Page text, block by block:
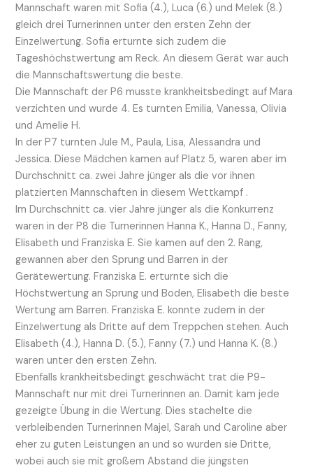
Mannschaft waren mit Sofia (4.), Luca (6.) und Melek (8.)
gleich drei Turnerinnen unter den ersten Zehn der
Einzelwertung. Sofia erturnte sich zudem die
Tageshöchstwertung am Reck. An diesem Gerät war auch
die Mannschaftswertung die beste.
Die Mannschaft der P6 musste krankheitsbedingt auf Mara
verzichten und wurde 4. Es turnten Emilia, Vanessa, Olivia
und Amelie H.
In der P7 turnten Jule M., Paula, Lisa, Alessandra und
Jessica. Diese Mädchen kamen auf Platz 5, waren aber im
Durchschnitt ca. zwei Jahre jünger als die vor ihnen
platzierten Mannschaften in diesem Wettkampf .
Im Durchschnitt ca. vier Jahre jünger als die Konkurrenz
waren in der P8 die Turnerinnen Hanna K., Hanna D., Fanny,
Elisabeth und Franziska E. Sie kamen auf den 2. Rang,
gewannen aber den Sprung und Barren in der
Gerätewertung. Franziska E. erturnte sich die
Höchstwertung an Sprung und Boden, Elisabeth die beste
Wertung am Barren. Franziska E. konnte zudem in der
Einzelwertung als Dritte auf dem Treppchen stehen. Auch
Elisabeth (4.), Hanna D. (5.), Fanny (7.) und Hanna K. (8.)
waren unter den ersten Zehn.
Ebenfalls krankheitsbedingt geschwächt trat die P9-
Mannschaft nur mit drei Turnerinnen an. Damit kam jede
gezeigte Übung in die Wertung. Dies stachelte die
verbleibenden Turnerinnen Majel, Sarah und Caroline aber
eher zu guten Leistungen an und so wurden sie Dritte,
wobei auch sie mit großem Abstand die jüngsten